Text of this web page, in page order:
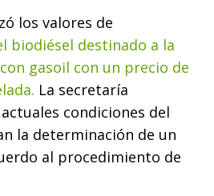
los valores de
biodiésel destinado a la
gasoil con un precio de
La secretaría
condiciones del
la determinación de un
al procedimiento de